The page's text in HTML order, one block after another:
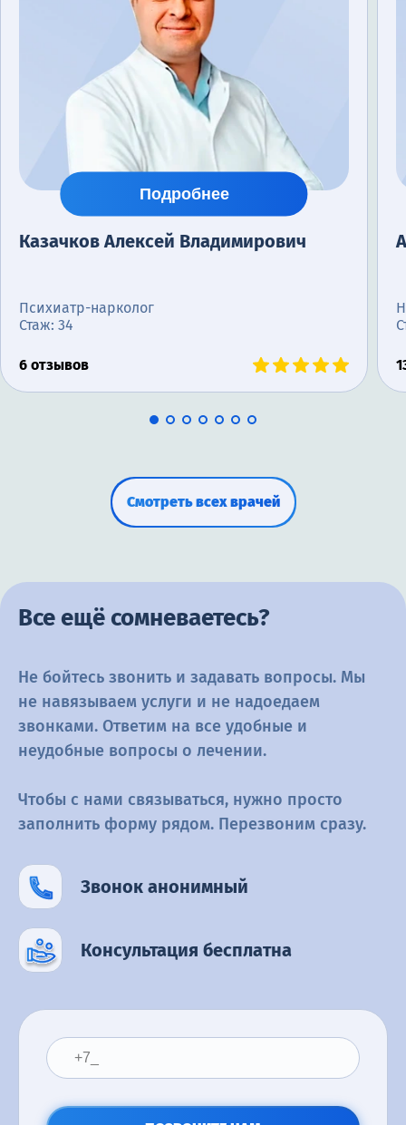
Подробнее
Казачков Алексей Владимирович
Психиатр-нарколог
Стаж: 34
6 отзывов
Смотреть всех врачей
Все ещё сомневаетесь?
Не бойтесь звонить и задавать вопросы. Мы
не навязываем услуги и не надоедаем
звонками. Ответим на все удобные и
неудобные вопросы о лечении.
Чтобы с нами связываться, нужно просто
заполнить форму рядом. Перезвоним сразу.
Звонок анонимный
Консультация бесплатна